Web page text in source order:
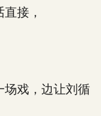
接，
戏，边让刘循